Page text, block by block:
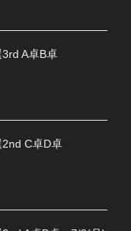
3rd A卓B卓
2nd C卓D卓